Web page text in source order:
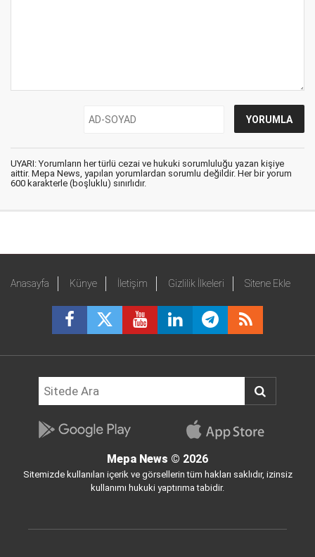
UYARI: Yorumların her türlü cezai ve hukuki sorumluluğu yazan kişiye
aittir. Mepa News, yapılan yorumlardan sorumlu değildir. Her bir yorum
600 karakterle (boşluklu) sınırlıdır.
Anasayfa Künye İletişim Gizlilik İlkeleri Sitene Ekle
Mepa News © 2026
Sitemizde kullanılan içerik ve görsellerin tüm hakları saklıdır, izinsiz
kullanımı hukuki yaptırıma tabidir.